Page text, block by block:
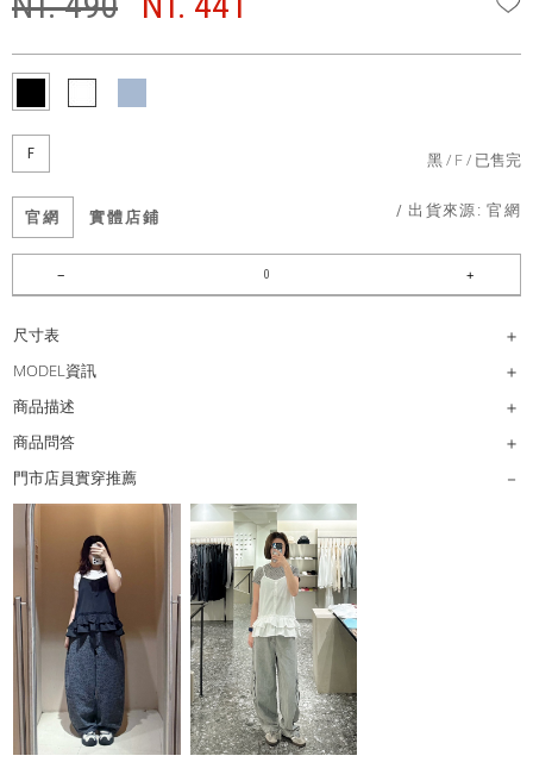
F 黑 F 已售完
官網 實體店鋪 / 出貨來源:官網
尺寸表
MODEL資訊
商品描述
商品問答
門市店員實穿推薦